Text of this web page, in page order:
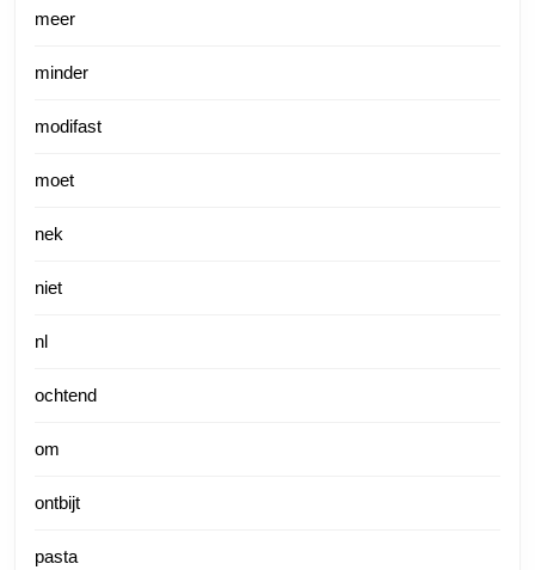
meer
minder
modifast
moet
nek
niet
nl
ochtend
om
ontbijt
pasta